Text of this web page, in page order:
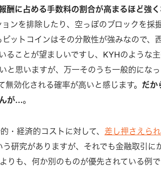
酬に占める手数料の割合が高まるほど強
ンを排除したり、空っぽのブロックを採
ットコインはその分散性が強みなので、
ることが望ましいですし、KYHのような
と思いますが、万一そのうち一般的にな
効化される確率が高いと感じます。 だか
が…。
・経済的コストに対して、 差し押さえら
う研究がありますが、それでも金融取引に
りも、何か別のものが優先されている例